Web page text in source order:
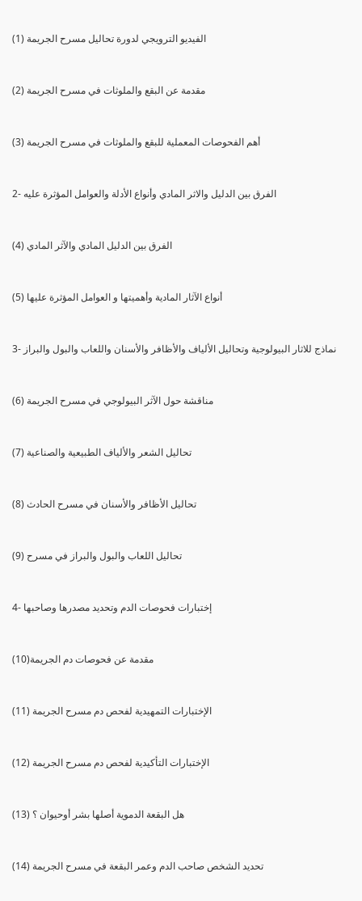
(1) الفيديو الترويجي لدورة تحاليل مسرح الجريمة
(2) مقدمة عن البقع والملوثات في مسرح الجريمة
(3) أهم الفحوصات المعملية للبقع والملوثات في مسرح الجريمة
2- الفرق بين الدليل والاثر المادي وأنواع الأدلة والعوامل المؤثرة عليه
(4) الفرق بين الدليل المادي والآثر المادي
(5) أنواع الآثار المادية وأهميتها و العوامل المؤثرة عليها
3- نماذج للاثار البيولوجية وتحاليل الألياف والأظافر والأسنان واللعاب والبول والبراز
(6) مناقشة حول الآثر البيولوجي في مسرح الجريمة
(7) تحاليل الشعر والألياف الطبيعية والصناعية
(8) تحاليل الأظافر والأسنان في مسرح الحادث
(9) تحاليل اللعاب والبول والبراز في مسرح
4- إختبارات فحوصات الدم وتحديد مصدرها وصاحبها
(10)مقدمة عن فحوصات دم الجريمة
(11) الإختبارات التمهيدية لفحص دم مسرح الجريمة
(12) الإختبارات التأكيدية لفحص دم مسرح الجريمة
(13) هل البقعة الدموية أصلها بشر أوحيوان ؟
(14) تحديد الشخص صاحب الدم وعمر البقعة في مسرح الجريمة